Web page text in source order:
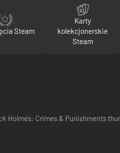
Steam
Karty
kolekcjonerskie
Steam